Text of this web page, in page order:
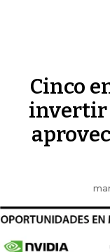
Cinco
invertir